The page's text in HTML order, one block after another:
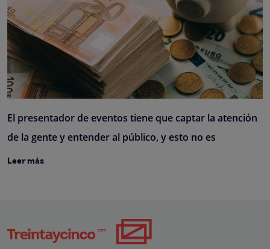
El presentador de eventos tiene que captar la atención
de la gente y entender al público, y esto no es
Leer más